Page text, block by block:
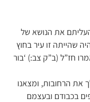
את הנושא של
שהייתה זו עיר בחוץ
חז”ל (ב”ק צב:) ‘בור
את הרחובות, ומצאנו
בכבודם ובעצמם